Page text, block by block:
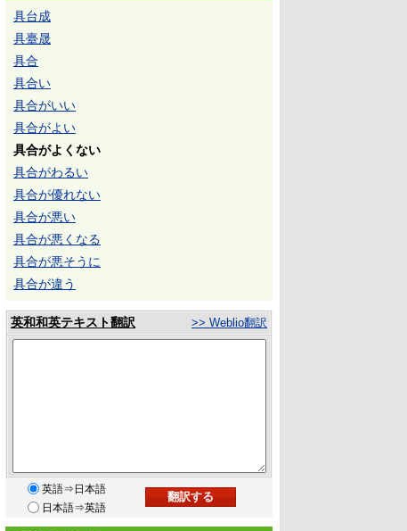
具台成
具臺晟
具合
具合い
具合がいい
具合がよい
具合がよくない
具合がわるい
具合が優れない
具合が悪い
具合が悪くなる
具合が悪そうに
具合が違う
英和和英テキスト翻訳 >> Weblio翻訳
英語⇒日本語
日本語⇒英語